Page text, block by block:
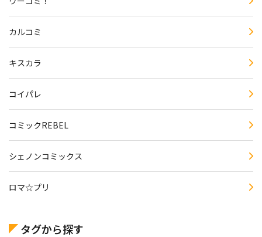
カルコミ
キスカラ
コイパレ
コミックREBEL
シェノンコミックス
ロマ☆プリ
タグから探す